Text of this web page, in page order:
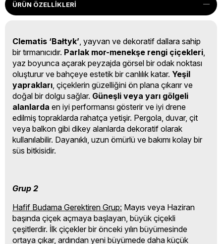
ÜRÜN ÖZELLIKLERI
Clematis ‘Bałtyk’, yayvan ve dekoratif dallara sahip
bir tırmanıcıdır. Parlak mor-menekşe rengi çiçekleri,
yaz boyunca açarak peyzajda görsel bir odak noktası
oluşturur ve bahçeye estetik bir canlılık katar. Yeşil
yaprakları, çiçeklerin güzelliğini ön plana çıkarır ve
doğal bir dolgu sağlar. Güneşli veya yarı gölgeli
alanlarda en iyi performansı gösterir ve iyi drene
edilmiş topraklarda rahatça yetişir. Pergola, duvar, çit
veya balkon gibi dikey alanlarda dekoratif olarak
kullanılabilir. Dayanıklı, uzun ömürlü ve bakımı kolay bir
süs bitkisidir.
Grup 2
Hafif Budama Gerektiren Grup: Mayıs veya Haziran
başında çiçek açmaya başlayan, büyük çiçekli
çeşitlerdir. İlk çiçekler bir önceki yılın büyümesinde
ortaya çıkar, ardından yeni büyümede daha küçük